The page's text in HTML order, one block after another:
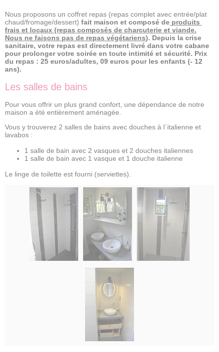
Nous proposons un coffret repas (repas complet avec entrée/plat
chaud/fromage/dessert) fait maison et composé de produits
frais et locaux (repas composés de charcuterie et viande.
Nous ne faisons pas de repas végétariens). Depuis la crise
sanitaire, votre repas est directement livré dans votre cabane
pour prolonger votre soirée en toute intimité et sécurité. Prix
du repas : 25 euros/adultes, 09 euros pour les enfants (- 12
ans).
Les salles de bains
Pour vous offrir un plus grand confort, une dépendance de notre
maison a été entièrement aménagée.
Vous y trouverez 2 salles de bains avec douches à l´italienne et
lavabos :
1 salle de bain avec 2 vasques et 2 douches italiennes
1 salle de bain avec 1 vasque et 1 douche italienne
Le linge de toilette est fourni (serviettes).